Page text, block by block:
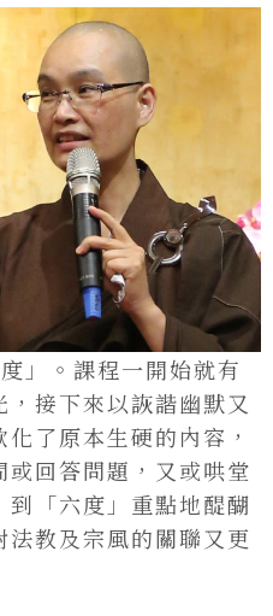
」。課程一開始就有
接下來以詼諧幽默又
了原本生硬的內容，
或回答問題，又或哄堂
「六度」重點地醍醐
教及宗風的關聯又更